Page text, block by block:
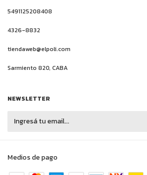
5491125208408
4326-8832
tiendaweb@elpoli.com
Sarmiento 820, CABA
NEWSLETTER
Medios de pago